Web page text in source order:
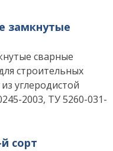
замкнутые
сварные
строительных
углеродистой
2003, ТУ 5260-031-
сорт